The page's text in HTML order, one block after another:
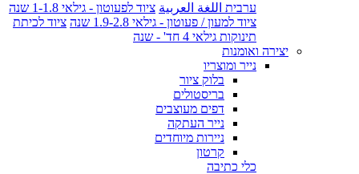
ערבית اللغة العربية ציוד לפעוטון - גילאי 1-1.8 שנה
ציוד למעון / פעוטון - גילאי 1.9-2.8 שנה
ציוד לכיתת
תינוקות גילאי 4 חד' - שנה
יצירה ואומנות
נייר ומוצריו
בלוק ציור
בריסטולים
דפים מעוצבים
נייר העתקה
ניירות מיוחדים
קרטון
כלי כתיבה